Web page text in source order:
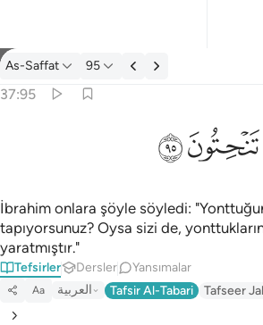
Tefsir: As-Saffat 37:95
As-Saffat 95
37:95
ﲢﲣ
İbrahim onlara şöyle söyledi:
tapıyorsunuz? Oysa sizi de,
yaratmıştır."
Tefsirler Dersler Yansımalar
Aa العربية Tafsir Al-Tabari Tafseer